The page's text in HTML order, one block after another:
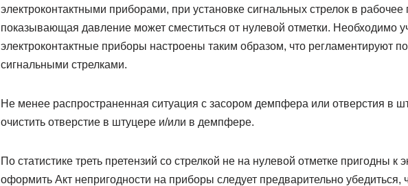
электроконтактными приборами, при установке сигнальных стрелок в рабочее
показывающая давление может сместиться от нулевой отметки. Необходимо
электроконтактные приборы настроены таким образом, что регламентируют
сигнальными стрелками.
Не менее распространенная ситуация с засором демпфера или отверстия в
очистить отверстие в штуцере и/или в демпфере.
По статистике треть претензий со стрелкой не на нулевой отметке пригодны к
оформить Акт непригодности на приборы следует предварительно убедиться,